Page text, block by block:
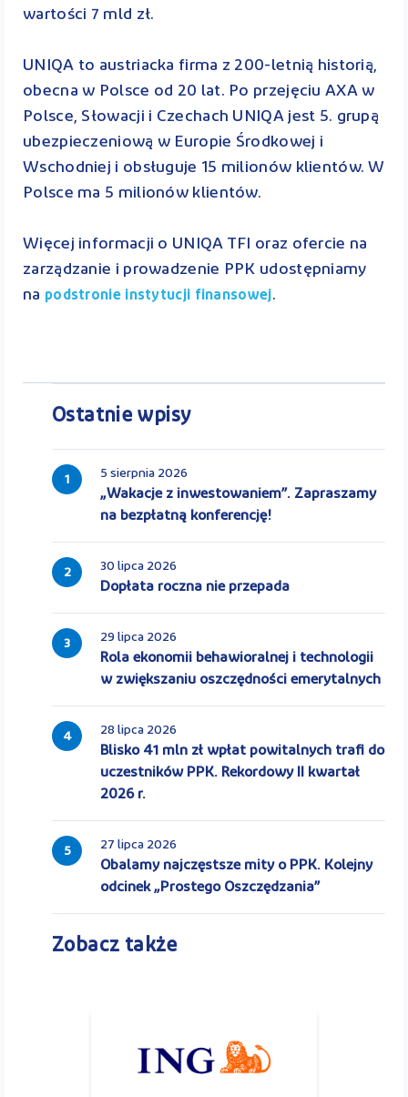
wartości 7 mld zł.
UNIQA to austriacka firma z 200-letnią historią,
obecna w Polsce od 20 lat. Po przejęciu AXA w
Polsce, Słowacji i Czechach UNIQA jest 5. grupą
ubezpieczeniową w Europie Środkowej i
Wschodniej i obsługuje 15 milionów klientów. W
Polsce ma 5 milionów klientów.
Więcej informacji o UNIQA TFI oraz ofercie na
zarządzanie i prowadzenie PPK udostępniamy
na podstronie instytucji finansowej.
Ostatnie wpisy
1 5 sierpnia 2026
„Wakacje z inwestowaniem”. Zapraszamy
na bezpłatną konferencję!
2 30 lipca 2026
Dopłata roczna nie przepada
3 29 lipca 2026
Rola ekonomii behawioralnej i technologii
w zwiększaniu oszczędności emerytalnych
4 28 lipca 2026
Blisko 41 mln zł wpłat powitalnych trafi do
uczestników PPK. Rekordowy II kwartał
2026 r.
5 27 lipca 2026
Obalamy najczęstsze mity o PPK. Kolejny
odcinek „Prostego Oszczędzania”
Zobacz także